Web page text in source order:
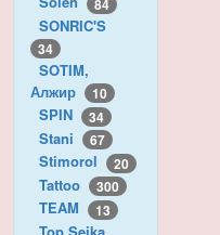
SONRIC'S
34
SOTIM,
Алжир
10
SPIN 34
Stani 67
Stimorol 20
Tattoo 300
TEAM 13